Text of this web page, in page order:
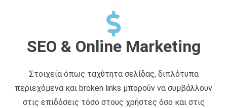
SEO & Online Marketing
Στοιχεία όπως ταχύτητα σελίδας, διπλότυπα
περιεχόμενα και broken links μπορούν να συμβάλλουν
στις επιδόσεις τόσο στους χρήστες όσο και στις